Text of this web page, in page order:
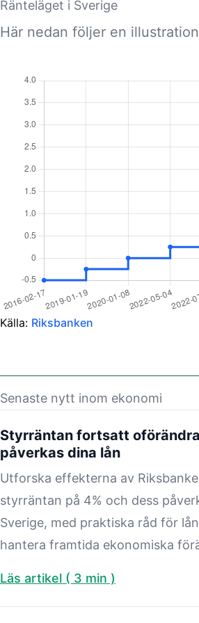
Ränteläget i Sverige
Här nedan följer en
Källa: Riksbanken
Senaste nytt inom ekonomi
Styrräntan fortsatt
påverkas dina lån
Utforska effekterna av
styrräntan på 4% och dess
Sverige, med praktiska råd för
hantera framtida ekonomiska
Läs artikel ( 3 min )